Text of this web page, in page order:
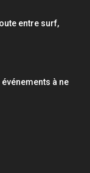
entre surf,
à ne